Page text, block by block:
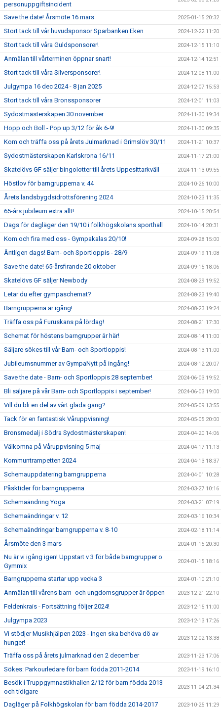
personuppgiftsincident
Save the date! Årsmöte 16 mars 2025-01-15 20:32
Stort tack till vår huvudsponsor Sparbanken Eken 2024-12-22 11:20
Stort tack till våra Guldsponsorer! 2024-12-15 11:10
Anmälan till vårterminen öppnar snart! 2024-12-14 12:51
Stort tack till våra Silversponsorer! 2024-12-08 11:00
Julgympa 16 dec 2024 - 8 jan 2025 2024-12-07 15:53
Stort tack till våra Bronssponsorer 2024-12-01 11:03
Sydostmästerskapen 30 november 2024-11-30 19:34
Hopp och Boll - Pop up 3/12 för åk 6-9! 2024-11-30 09:35
Kom och träffa oss på årets Julmarknad i Grimslöv 30/11 2024-11-21 10:37
Sydostmästerskapen Karlskrona 16/11 2024-11-17 21:00
Skatelövs GF säljer bingolotter till årets Uppesittarkväll 2024-11-13 09:55
Höstlov för barngrupperna v. 44 2024-10-26 10:00
Årets landsbygdsidrottsförening 2024 2024-10-23 11:35
65-års jubileum extra allt! 2024-10-15 20:54
Dags för dagläger den 19/10 i folkhögskolans sporthall 2024-10-14 20:31
Kom och fira med oss - Gympakalas 20/10! 2024-09-28 15:00
Äntligen dags! Barn- och Sportloppis - 28/9 2024-09-19 11:08
Save the date! 65-årsfirande 20 oktober 2024-09-15 18:06
Skatelövs GF säljer Newbody 2024-08-29 19:52
Letar du efter gympaschemat? 2024-08-23 19:40
Barngrupperna är igång! 2024-08-23 19:24
Träffa oss på Furuskans på lördag! 2024-08-21 17:30
Schemat för höstens barngrupper är här! 2024-08-14 11:00
Säljare sökes till vår Barn- och Sportloppis! 2024-08-13 11:00
Jubileumsnummer av GympaNytt på ingång! 2024-08-12 20:07
Save the date - Barn- och Sportloppis 28 september! 2024-06-03 19:52
Bli säljare på vår Barn- och Sportloppis i september! 2024-06-03 19:00
Vill du bli en del av vårt glada gäng? 2024-05-09 13:55
Tack för en fantastisk Våruppvisning! 2024-05-05 20:00
Bronsmedalj i Södra Sydostmästerskapen! 2024-04-20 14:06
Välkomna på Våruppvisning 5 maj 2024-04-17 11:13
Kommuntrampetten 2024 2024-04-13 18:37
Schemauppdatering barngrupperna 2024-04-01 10:28
Påsktider för barngrupperna 2024-03-27 10:16
Schemaändring Yoga 2024-03-21 07:19
Schemaändringar v. 12 2024-03-16 10:34
Schemaändringar barngrupperna v. 8-10 2024-02-18 11:14
Årsmöte den 3 mars 2024-01-15 20:30
Nu är vi igång igen! Uppstart v 3 för både barngrupper o
Gymmix
2024-01-15 18:16
Barngrupperna startar upp vecka 3 2024-01-10 21:10
Anmälan till vårens barn- och ungdomsgrupper är öppen 2023-12-21 22:10
Feldenkrais - Fortsättning följer 2024! 2023-12-15 11:00
Julgympa 2023 2023-12-13 17:26
Vi stödjer Musikhjälpen 2023 - Ingen ska behöva dö av
hunger!
2023-12-02 13:38
Träffa oss på årets julmarknad den 2 december 2023-11-23 17:06
Sökes: Parkourledare för barn födda 2011-2014 2023-11-19 16:10
Besök i Truppgymnastikhallen 2/12 för barn födda 2013
och tidigare
2023-11-04 21:34
Dagläger på Folkhögskolan för barn födda 2014-2017 2023-10-25 11:29